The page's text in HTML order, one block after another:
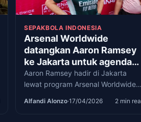
SEPAKBOLA INDONESIA
Arsenal Worldwide
datangkan Aaron Ramsey
ke Jakarta untuk agenda
promosi dan temu
penggemar
Aaron Ramsey hadir di Jakarta
lewat program Arsenal Worldwide
pemain muda ASIOP.
Alfandi Alonzo·17/04/2026 2 min